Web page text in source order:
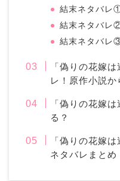
結末ネタバレ
結末ネタバレ
結末ネタバレ
「偽りの花嫁
レ！原作小説か
「偽りの花嫁
る？
「偽りの花嫁
ネタバレまとめ